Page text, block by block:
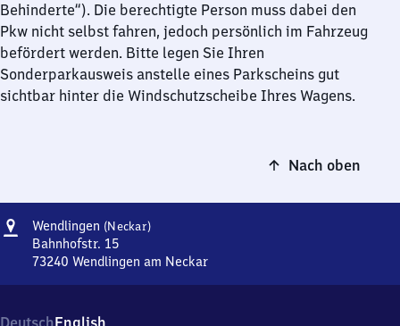
Behinderte“). Die berechtigte Person muss dabei den
Pkw nicht selbst fahren, jedoch persönlich im Fahrzeug
befördert werden. Bitte legen Sie Ihren
Sonderparkausweis anstelle eines Parkscheins gut
sichtbar hinter die Windschutzscheibe Ihres Wagens.
Nach oben
Adresse
Wendlingen (Neckar)Wendlingen
Bahnhofstr. 15
73240 Wendlingen am Neckar
Bahnhofstr.
DeutschEnglish